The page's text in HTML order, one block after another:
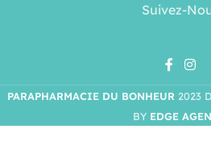
Suivez-
PARAPHARMACIE DU BONHEUR 2023
BY EDGE